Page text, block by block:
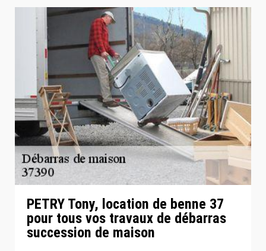
PETRY Tony, location de benne 37
pour tous vos travaux de débarras
succession de maison